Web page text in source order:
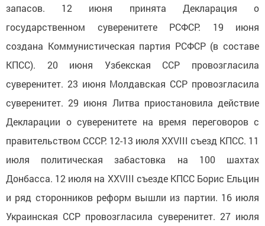
запасов. 12 июня принята Декларация о
государственном суверенитете РСФСР. 19 июня
создана Коммунистическая партия РСФСР (в составе
КПСС). 20 июня Узбекская ССР провозгласила
суверенитет. 23 июня Молдавская ССР провозгласила
суверенитет. 29 июня Литва приостановила действие
Декларации о суверенитете на время переговоров с
правительством СССР. 12-13 июля XXVIII съезд КПСС. 11
июля политическая забастовка на 100 шахтах
Донбасса. 12 июля на XXVIII съезде КПСС Борис Ельцин
и ряд сторонников реформ вышли из партии. 16 июля
Украинская ССР провозгласила суверенитет. 27 июля